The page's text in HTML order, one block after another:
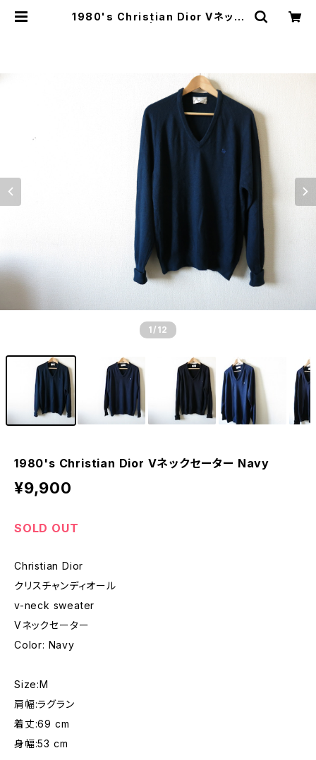
1980's Christian Dior Vネック
1 /12
1980's Christian Dior Vネックセーター Navy
¥9,900
SOLD OUT
Christian Dior
クリスチャンディオール
v-neck sweater
Vネックセーター
Color: Navy
Size:M
肩幅:ラグラン
着丈:69 cm
身幅:53 cm